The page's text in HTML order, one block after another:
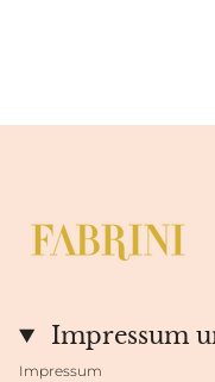
Impressum
Impressum